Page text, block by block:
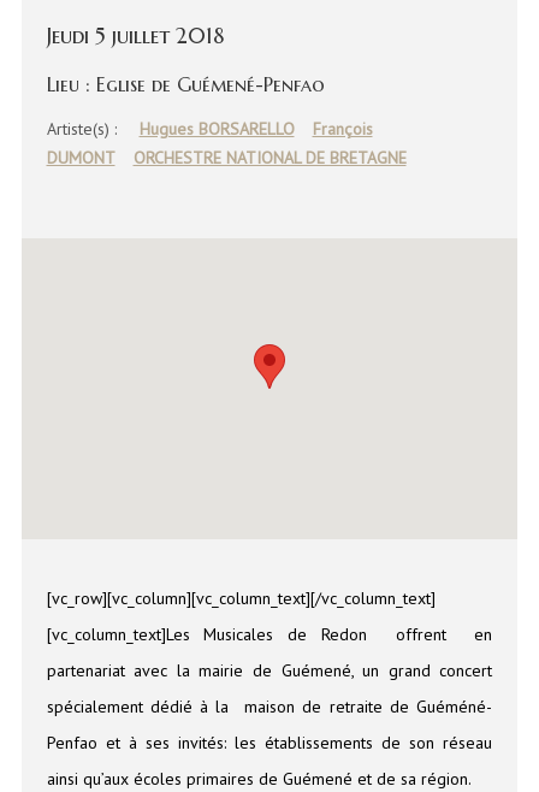
Jeudi 5 juillet 2018
Lieu : Eglise de Guémené-Penfao
Artiste(s) : Hugues BORSARELLO
François
DUMONT
ORCHESTRE NATIONAL DE BRETAGNE
[vc_row][vc_column][vc_column_text][/vc_column_text]
[vc_column_text]Les Musicales de Redon offrent en
partenariat avec la mairie de Guémené, un grand concert
spécialement dédié à la maison de retraite de Guéméné-
Penfao et à ses invités: les établissements de son réseau
ainsi qu’aux écoles primaires de Guémené et de sa région.